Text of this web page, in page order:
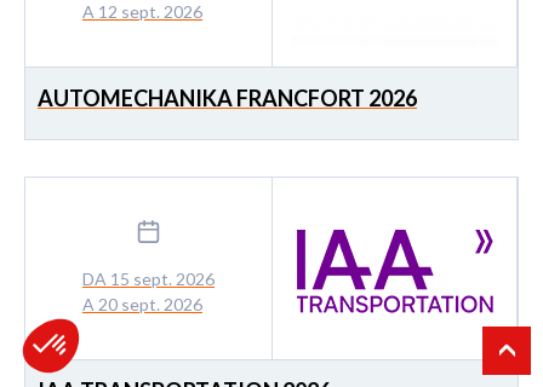
A 12 sept. 2026
AUTOMECHANIKA FRANCFORT 2026
DA 15 sept. 2026
A 20 sept. 2026